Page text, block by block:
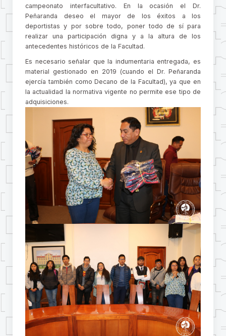
campeonato interfacultativo. En la ocasión el Dr.
Peñaranda deseo el mayor de los éxitos a los
deportistas y por sobre todo, poner todo de sí para
realizar una participación digna y a la altura de los
antecedentes históricos de la Facultad.
Es necesario señalar que la indumentaria entregada, es
material gestionado en 2019 (cuando el Dr. Peñaranda
ejercía también como Decano de la Facultad), ya que en
la actualidad la normativa vigente no permite ese tipo de
adquisiciones.